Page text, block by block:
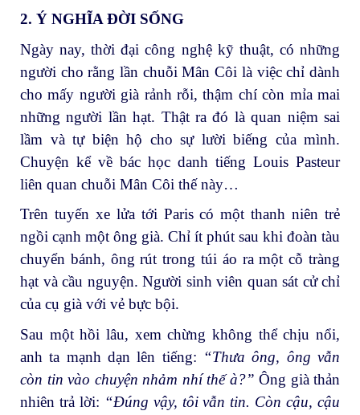
2. Ý NGHĨA ĐỜI SỐNG
Ngày nay, thời đại công nghệ kỹ thuật, có những
người cho rằng lần chuỗi Mân Côi là việc chỉ dành
cho mấy người già rảnh rỗi, thậm chí còn mỉa mai
những người lần hạt. Thật ra đó là quan niệm sai
lầm và tự biện hộ cho sự lười biếng của mình.
Chuyện kể về bác học danh tiếng Louis Pasteur
liên quan chuỗi Mân Côi thế này…
Trên tuyến xe lửa tới Paris có một thanh niên trẻ
ngồi cạnh một ông già. Chỉ ít phút sau khi đoàn tàu
chuyển bánh, ông rút trong túi áo ra một cỗ tràng
hạt và cầu nguyện. Người sinh viên quan sát cử chỉ
của cụ già với vẻ bực bội.
Sau một hồi lâu, xem chừng không thể chịu nổi,
anh ta mạnh dạn lên tiếng: “Thưa ông, ông vẫn
còn tin vào chuyện nhảm nhí thế à?” Ông già thản
nhiên trả lời: “Đúng vậy, tôi vẫn tin. Còn cậu, cậu